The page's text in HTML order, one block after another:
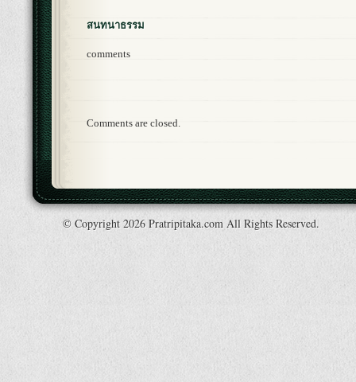
สนทนาธรรม
comments
Comments are closed.
© Copyright 2026 Pratripitaka.com All Rights Reserved.